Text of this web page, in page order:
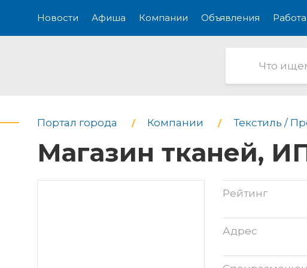
Новости Афиша Компании Объявления Работа
Портал города Компании Текстиль /
Магазин тканей,
Рейтинг
Адрес